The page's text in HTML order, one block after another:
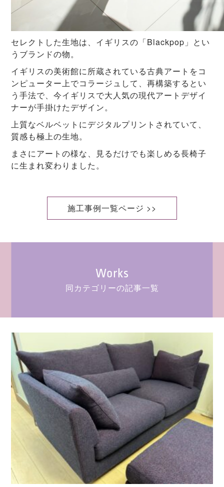
セレクトした生地は、イギリスの「Blackpop」とい
うブランドの物。
イギリスの美術館に所蔵されている古典アートをコ
ンピューター上でコラージュして、再構築するとい
う手法で、今イギリスで大人気の現代アートデザイ
ナーが手掛けたデザイン。
上質なベルベットにデジタルプリントされていて、
質感も極上の生地。
まさにアートの様な、見るだけでも楽しめる長椅子
に生まれ変わりました。
施工事例一覧ページ >>
Works
同カテゴリーの記事一覧